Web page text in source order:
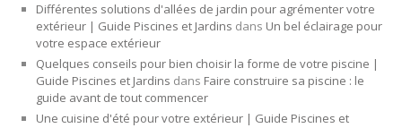
Différentes solutions d'allées de jardin pour agrémenter votre
extérieur | Guide Piscines et Jardins dans Un bel éclairage pour
votre espace extérieur
Quelques conseils pour bien choisir la forme de votre piscine |
Guide Piscines et Jardins dans Faire construire sa piscine : le
guide avant de tout commencer
Une cuisine d'été pour votre extérieur | Guide Piscines et